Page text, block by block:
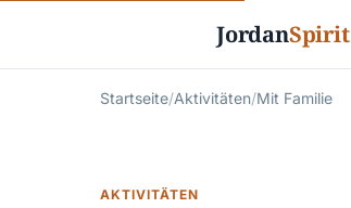
JordanSpirit
Startseite/Aktivitäten/Mit Familie
AKTIVITÄTEN